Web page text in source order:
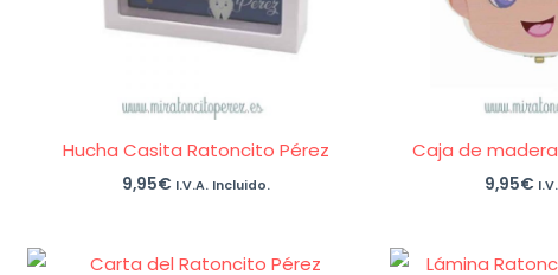
Hucha Casita Ratoncito Pérez
9,95€ I.V.A. Incluido.
Caja de
9,95€